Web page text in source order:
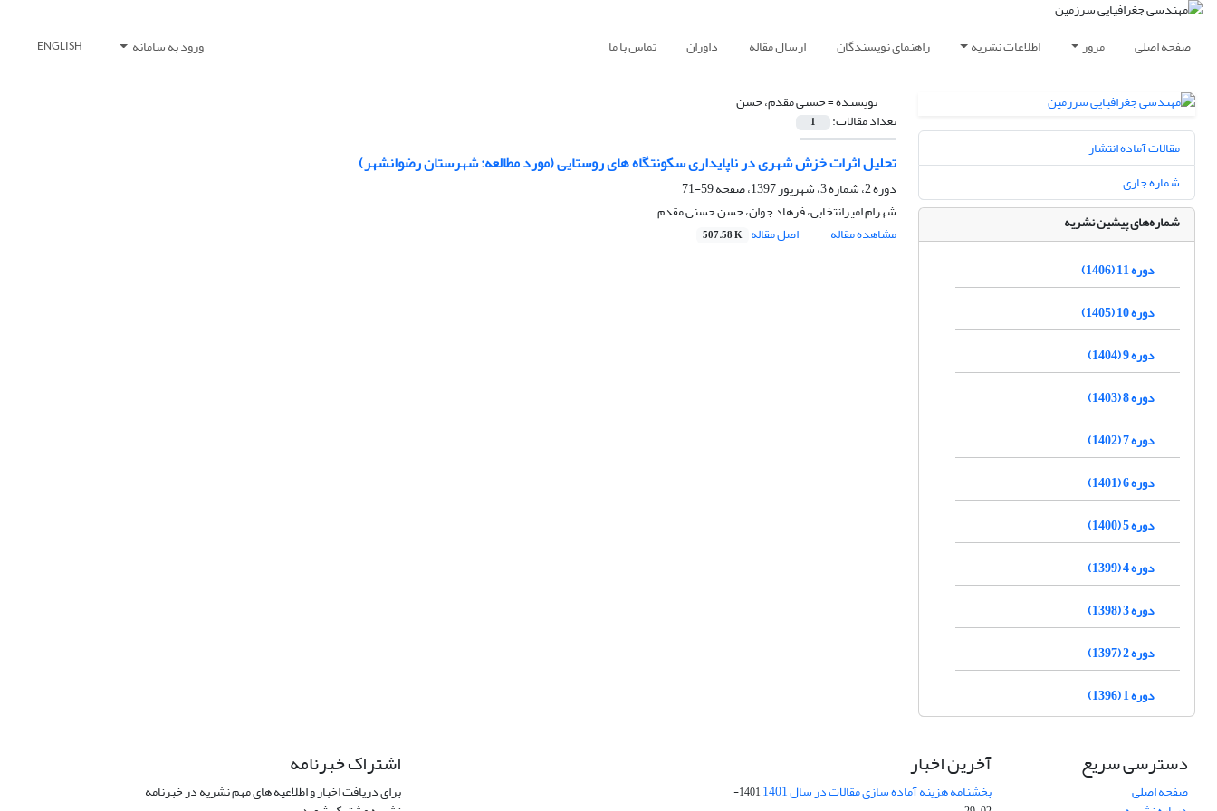
صفحه اصلی مرور اطلاعات نشریه راهنمای نویسندگان ارسال مقاله داوران تماس با ما ورود به سامانه ENGLISH
نویسنده =حسنی مقدم، حسن
تعداد مقالات: 1
تحلیل اثرات خزش شهری در ناپایداری سکونتگاه های روستایی (مورد مطالعه: شهرستان رضوانشهر)
دوره 2، شماره 3، شهریور 1397، صفحه
59-71
شهرام امیرانتخابی، فرهاد جوان، حسن حسنی مقدم
مشاهده مقاله
اصل مقاله 507.58 K
مقالات آماده انتشار
شماره جاری
شماره‌های پیشین نشریه
دوره 11 (1406)
دوره 10 (1405)
دوره 9 (1404)
دوره 8 (1403)
دوره 7 (1402)
دوره 6 (1401)
دوره 5 (1400)
دوره 4 (1399)
دوره 3 (1398)
دوره 2 (1397)
دوره 1 (1396)
دسترسی سریع
صفحه اصلی
آخرین اخبار
بخشنامه هزینه آماده سازی مقالات در سال 1401
1401-
اشتراک خبرنامه
برای دریافت اخبار و اطلاعیه های مهم نشریه در خبرنامه